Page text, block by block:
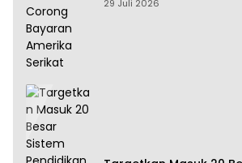
29 Juli 2026